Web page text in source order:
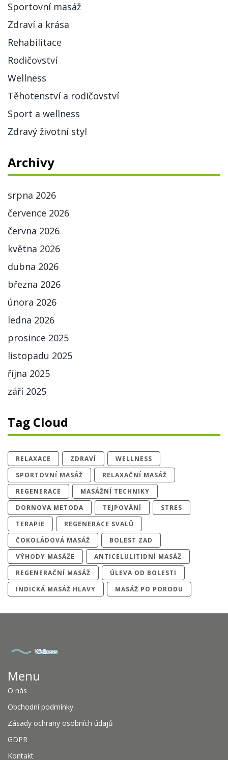
Sportovní masáž
Zdraví a krása
Rehabilitace
Rodičovství
Wellness
Těhotenství a rodičovství
Sport a wellness
Zdravý životní styl
Archivy
srpna 2026
července 2026
června 2026
května 2026
dubna 2026
března 2026
února 2026
ledna 2026
prosince 2025
listopadu 2025
října 2025
září 2025
Tag Cloud
RELAXACE ZDRAVÍ
WELLNESS
SPORTOVNÍ MASÁŽ
RELAXAČNÍ MASÁŽ
REGENERACE
MASÁŽNÍ TECHNIKY
DORNOVA METODA
TEJPOVÁNÍ
STRES
TERAPIE
REGENERACE SVALŮ
ČOKOLÁDOVÁ MASÁŽ
BOLEST ZAD
VÝHODY MASÁŽE
ANTICELULITIDNÍ MASÁŽ
REGENERAČNÍ MASÁŽ
ÚLEVA OD BOLESTI
INDICKÁ MASÁŽ HLAVY
MASÁŽ PO PORODU
Menu
O nás
Obchodní podmínky
Zásady ochrany osobních údajů
GDPR
Kontakt